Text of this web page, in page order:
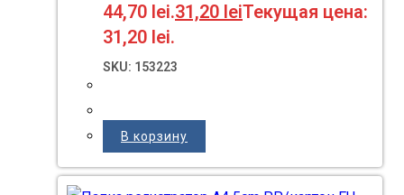
44,70 lei.31,20 leiТекущая цена:
31,20 lei.
SKU: 153223
В корзину